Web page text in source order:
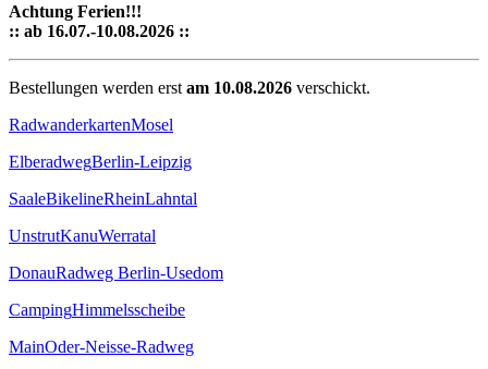
Achtung Ferien!!!
:: ab 16.07.-10.08.2026 ::
Bestellungen werden erst am 10.08.2026 verschickt.
RadwanderkartenMosel
ElberadwegBerlin-Leipzig
SaaleBikelineRheinLahntal
UnstrutKanuWerratal
DonauRadweg Berlin-Usedom
CampingHimmelsscheibe
MainOder-Neisse-Radweg